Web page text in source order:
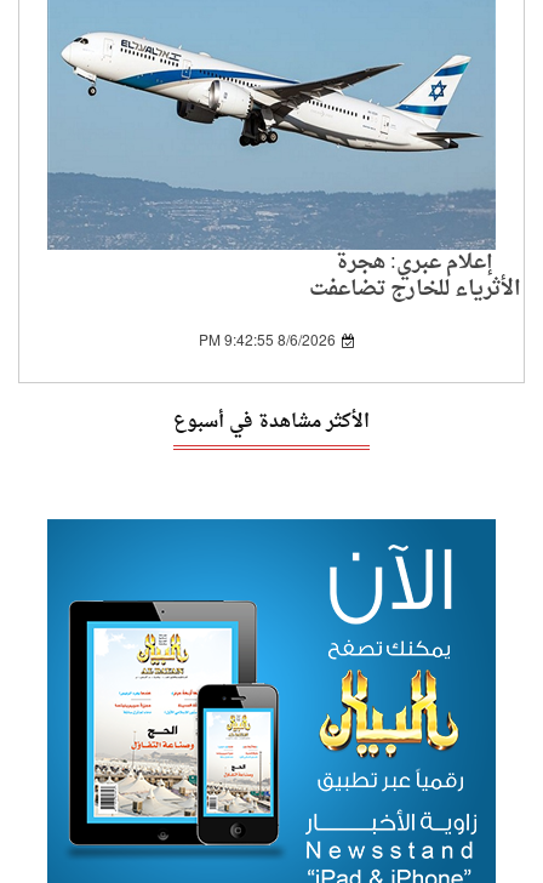
إعلام عبري: هجرة
الأثرياء للخارج تضاعفت
8/6/2026 9:42:55 PM
الأكثر مشاهدة في أسبوع